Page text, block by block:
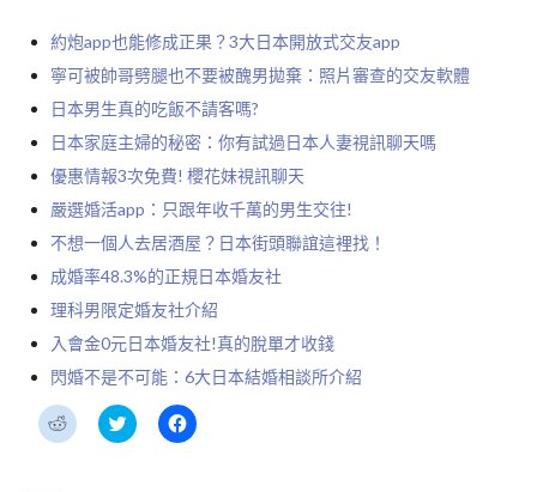
約炮app也能修成正果？3大日本開放式交友app
寧可被帥哥劈腿也不要被醜男拋棄：照片審查的交友軟體
日本男生真的吃飯不請客嗎?
日本家庭主婦的秘密：你有試過日本人妻視訊聊天嗎
優惠情報3次免費! 櫻花妹視訊聊天
嚴選婚活app：只跟年收千萬的男生交往!
不想一個人去居酒屋？日本街頭聯誼這裡找！
成婚率48.3%的正規日本婚友社
理科男限定婚友社介紹
入會金0元日本婚友社!真的脫單才收錢
閃婚不是不可能：6大日本結婚相談所介紹
分
享
分
享
按
一